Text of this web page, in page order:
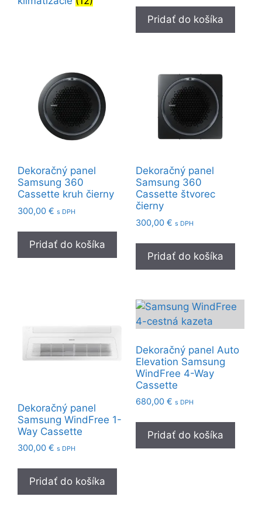
Pridať do košíka
Dekoračný panel
Samsung 360
Cassette kruh čierny
300,00 € s DPH
Pridať do košíka
Dekoračný panel
Samsung 360
Cassette štvorec
čierny
300,00 € s DPH
Pridať do košíka
Dekoračný panel
Samsung WindFree 1-
Way Cassette
300,00 € s DPH
Pridať do košíka
Dekoračný panel Auto
Elevation Samsung
WindFree 4-Way
Cassette
680,00 € s DPH
Pridať do košíka